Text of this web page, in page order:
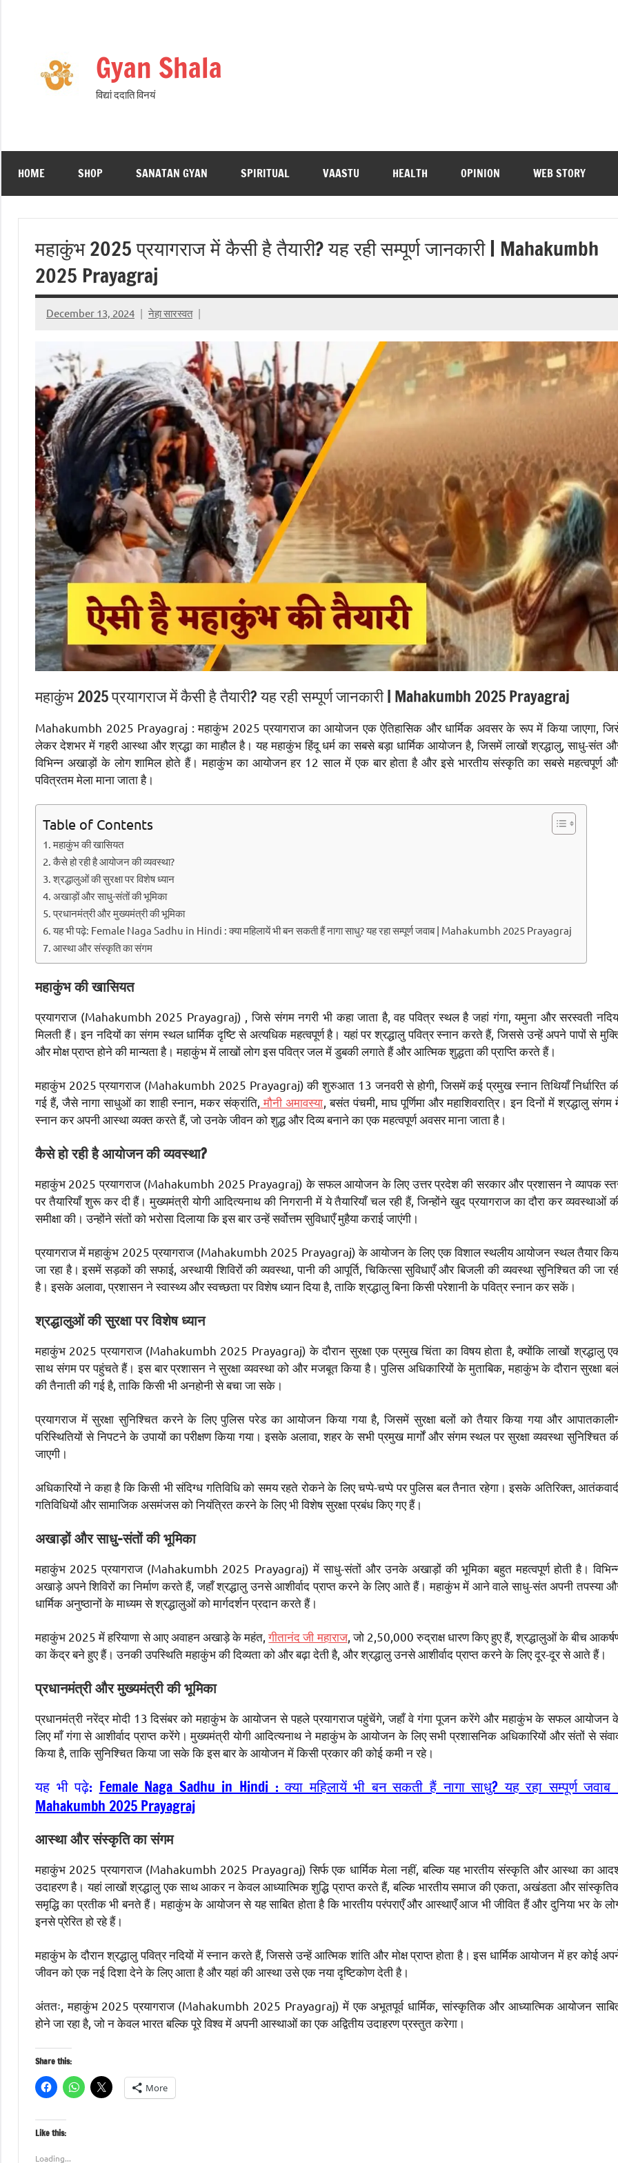
Gyan Shala
विद्यां ददाति विनयं
HOME SHOP SANATAN GYAN SPIRITUAL VAASTU HEALTH OPINION WEB STORY
महाकुंभ 2025 प्रयागराज में कैसी है तैयारी? यह रही सम्पूर्ण जानकारी | Mahakumbh
2025 Prayagraj
December 13, 2024 नेहा सारस्वत
महाकुंभ 2025 प्रयागराज में कैसी है तैयारी? यह रही सम्पूर्ण जानकारी | Mahakumbh 2025 Prayagraj
Mahakumbh 2025 Prayagraj : महाकुंभ 2025 प्रयागराज का आयोजन एक ऐतिहासिक और धार्मिक अवसर के रूप में किया जाएगा,
लेकर देशभर में गहरी आस्था और श्रद्धा का माहौल है। यह महाकुंभ हिंदू धर्म का सबसे बड़ा धार्मिक आयोजन है, जिसमें लाखों श्रद्धालु, साधु-संत
विभिन्न अखाड़ों के लोग शामिल होते हैं। महाकुंभ का आयोजन हर 12 साल में एक बार होता है और इसे भारतीय संस्कृति का सबसे महत्वपूर्ण
पवित्रतम मेला माना जाता है।
Table of Contents
महाकुंभ की खासियत
कैसे हो रही है आयोजन की व्यवस्था?
श्रद्धालुओं की सुरक्षा पर विशेष ध्यान
अखाड़ों और साधु-संतों की भूमिका
प्रधानमंत्री और मुख्यमंत्री की भूमिका
यह भी पढ़े: Female Naga Sadhu in Hindi : क्या महिलायें भी बन सकती हैं नागा साधु? यह रहा सम्पूर्ण जवाब | Mahakumbh 2025 Prayagraj
आस्था और संस्कृति का संगम
महाकुंभ की खासियत
प्रयागराज (Mahakumbh 2025 Prayagraj) , जिसे संगम नगरी भी कहा जाता है, वह पवित्र स्थल है जहां गंगा, यमुना और सरस्वती
मिलती हैं। इन नदियों का संगम स्थल धार्मिक दृष्टि से अत्यधिक महत्वपूर्ण है। यहां पर श्रद्धालु पवित्र स्नान करते हैं, जिससे उन्हें अपने पापों से
और मोक्ष प्राप्त होने की मान्यता है। महाकुंभ में लाखों लोग इस पवित्र जल में डुबकी लगाते हैं और आत्मिक शुद्धता की प्राप्ति करते हैं।
महाकुंभ 2025 प्रयागराज (Mahakumbh 2025 Prayagraj) की शुरुआत 13 जनवरी से होगी, जिसमें कई प्रमुख स्नान तिथियाँ निर्धारित
गई हैं, जैसे नागा साधुओं का शाही स्नान, मकर संक्रांति, मौनी अमावस्या , बसंत पंचमी, माघ पूर्णिमा और महाशिवरात्रि। इन दिनों में श्रद्धालु संगम
स्नान कर अपनी आस्था व्यक्त करते हैं, जो उनके जीवन को शुद्ध और दिव्य बनाने का एक महत्वपूर्ण अवसर माना जाता है।
कैसे हो रही है आयोजन की व्यवस्था?
महाकुंभ 2025 प्रयागराज (Mahakumbh 2025 Prayagraj) के सफल आयोजन के लिए उत्तर प्रदेश की सरकार और प्रशासन ने व्यापक
पर तैयारियाँ शुरू कर दी हैं। मुख्यमंत्री योगी आदित्यनाथ की निगरानी में ये तैयारियाँ चल रही हैं, जिन्होंने खुद प्रयागराज का दौरा कर व्यवस्थाओं
समीक्षा की। उन्होंने संतों को भरोसा दिलाया कि इस बार उन्हें सर्वोत्तम सुविधाएँ मुहैया कराई जाएंगी।
प्रयागराज में महाकुंभ 2025 प्रयागराज (Mahakumbh 2025 Prayagraj) के आयोजन के लिए एक विशाल स्थलीय आयोजन स्थल तैयार
जा रहा है। इसमें सड़कों की सफाई, अस्थायी शिविरों की व्यवस्था, पानी की आपूर्ति, चिकित्सा सुविधाएँ और बिजली की व्यवस्था सुनिश्चित की जा
है। इसके अलावा, प्रशासन ने स्वास्थ्य और स्वच्छता पर विशेष ध्यान दिया है, ताकि श्रद्धालु बिना किसी परेशानी के पवित्र स्नान कर सकें।
श्रद्धालुओं की सुरक्षा पर विशेष ध्यान
महाकुंभ 2025 प्रयागराज (Mahakumbh 2025 Prayagraj) के दौरान सुरक्षा एक प्रमुख चिंता का विषय होता है, क्योंकि लाखों श्रद्धालु
साथ संगम पर पहुंचते हैं। इस बार प्रशासन ने सुरक्षा व्यवस्था को और मजबूत किया है। पुलिस अधिकारियों के मुताबिक, महाकुंभ के दौरान सुरक्षा
की तैनाती की गई है, ताकि किसी भी अनहोनी से बचा जा सके।
प्रयागराज में सुरक्षा सुनिश्चित करने के लिए पुलिस परेड का आयोजन किया गया है, जिसमें सुरक्षा बलों को तैयार किया गया और
परिस्थितियों से निपटने के उपायों का परीक्षण किया गया। इसके अलावा, शहर के सभी प्रमुख मार्गों और संगम स्थल पर सुरक्षा व्यवस्था सुनिश्चित
जाएगी।
अधिकारियों ने कहा है कि किसी भी संदिग्ध गतिविधि को समय रहते रोकने के लिए चप्पे-चप्पे पर पुलिस बल तैनात रहेगा। इसके अतिरिक्त,
गतिविधियों और सामाजिक असमंजस को नियंत्रित करने के लिए भी विशेष सुरक्षा प्रबंध किए गए हैं।
अखाड़ों और साधु-संतों की भूमिका
महाकुंभ 2025 प्रयागराज (Mahakumbh 2025 Prayagraj) में साधु-संतों और उनके अखाड़ों की भूमिका बहुत महत्वपूर्ण होती है।
अखाड़े अपने शिविरों का निर्माण करते हैं, जहाँ श्रद्धालु उनसे आशीर्वाद प्राप्त करने के लिए आते हैं। महाकुंभ में आने वाले साधु-संत अपनी तपस्या
धार्मिक अनुष्ठानों के माध्यम से श्रद्धालुओं को मार्गदर्शन प्रदान करते हैं।
महाकुंभ 2025 में हरियाणा से आए अवाहन अखाड़े के महंत,गीतानंद जी महाराज, जो 2,50,000 रुद्राक्ष धारण किए हुए हैं, श्रद्धालुओं के बीच
का केंद्र बने हुए हैं। उनकी उपस्थिति महाकुंभ की दिव्यता को और बढ़ा देती है, और श्रद्धालु उनसे आशीर्वाद प्राप्त करने के लिए दूर-दूर से आते हैं।
प्रधानमंत्री और मुख्यमंत्री की भूमिका
प्रधानमंत्री नरेंद्र मोदी 13 दिसंबर को महाकुंभ के आयोजन से पहले प्रयागराज पहुंचेंगे, जहाँ वे गंगा पूजन करेंगे और महाकुंभ के सफल आयोजन
लिए माँ गंगा से आशीर्वाद प्राप्त करेंगे। मुख्यमंत्री योगी आदित्यनाथ ने महाकुंभ के आयोजन के लिए सभी प्रशासनिक अधिकारियों और संतों से
किया है, ताकि सुनिश्चित किया जा सके कि इस बार के आयोजन में किसी प्रकार की कोई कमी न रहे।
यह भी पढ़े: Female Naga Sadhu in Hindi : क्या महिलायें भी बन सकती हैं नागा साधु? यह रहा सम्पूर्ण जवाब
Mahakumbh 2025 Prayagraj
आस्था और संस्कृति का संगम
महाकुंभ 2025 प्रयागराज (Mahakumbh 2025 Prayagraj) सिर्फ एक धार्मिक मेला नहीं, बल्कि यह भारतीय संस्कृति और आस्था का
उदाहरण है। यहां लाखों श्रद्धालु एक साथ आकर न केवल आध्यात्मिक शुद्धि प्राप्त करते हैं, बल्कि भारतीय समाज की एकता, अखंडता और
समृद्धि का प्रतीक भी बनते हैं। महाकुंभ के आयोजन से यह साबित होता है कि भारतीय परंपराएँ और आस्थाएँ आज भी जीवित हैं और दुनिया भर के
इनसे प्रेरित हो रहे हैं।
महाकुंभ के दौरान श्रद्धालु पवित्र नदियों में स्नान करते हैं, जिससे उन्हें आत्मिक शांति और मोक्ष प्राप्त होता है। इस धार्मिक आयोजन में हर कोई
जीवन को एक नई दिशा देने के लिए आता है और यहां की आस्था उसे एक नया दृष्टिकोण देती है।
अंततः, महाकुंभ 2025 प्रयागराज (Mahakumbh 2025 Prayagraj) में एक अभूतपूर्व धार्मिक, सांस्कृतिक और आध्यात्मिक आयोजन
होने जा रहा है, जो न केवल भारत बल्कि पूरे विश्व में अपनी आस्थाओं का एक अद्वितीय उदाहरण प्रस्तुत करेगा।
Share this:
More
Like this:
Loading...